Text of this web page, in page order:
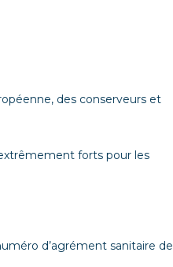
des conserveurs et
forts pour les
d’agrément sanitaire de